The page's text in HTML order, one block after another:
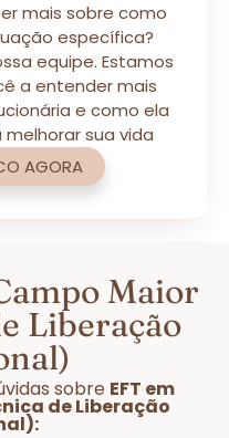
mais sobre como
específica?
equipe. Estamos
a entender mais
e como ela
sua vida
AGORA
Maior
Liberação
sobre EFT em
de Liberação